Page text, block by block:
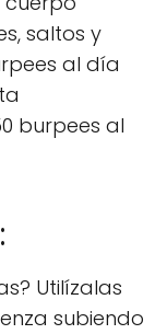
saltos y
al día
burpees al
Utilízalas
subiendo